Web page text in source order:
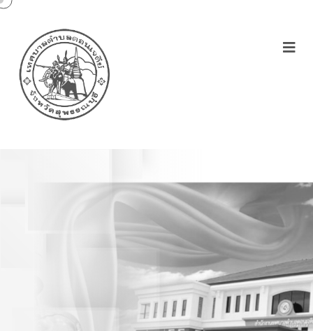
ประกาศเทศบาลตำบล
ดอนเจดีย์ เรื่องเจตนารมณ์
ไม่รับของขวัญและของกำนัล